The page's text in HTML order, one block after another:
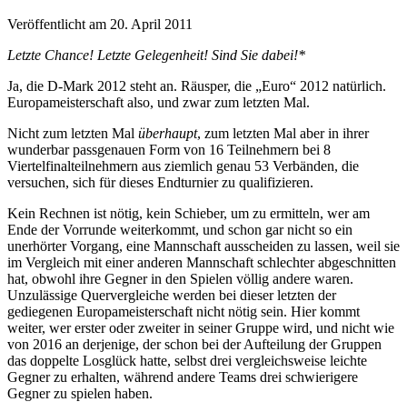
Veröffentlicht am 20. April 2011
Letzte Chance! Letzte Gelegenheit! Sind Sie dabei!*
Ja, die D-Mark 2012 steht an. Räusper, die „Euro“ 2012 natürlich.
Europameisterschaft also, und zwar zum letzten Mal.
Nicht zum letzten Mal überhaupt, zum letzten Mal aber in ihrer
wunderbar passgenauen Form von 16 Teilnehmern bei 8
Viertelfinalteilnehmern aus ziemlich genau 53 Verbänden, die
versuchen, sich für dieses Endturnier zu qualifizieren.
Kein Rechnen ist nötig, kein Schieber, um zu ermitteln, wer am
Ende der Vorrunde weiterkommt, und schon gar nicht so ein
unerhörter Vorgang, eine Mannschaft ausscheiden zu lassen, weil sie
im Vergleich mit einer anderen Mannschaft schlechter abgeschnitten
hat, obwohl ihre Gegner in den Spielen völlig andere waren.
Unzulässige Quervergleiche werden bei dieser letzten der
gediegenen Europameisterschaft nicht nötig sein. Hier kommt
weiter, wer erster oder zweiter in seiner Gruppe wird, und nicht wie
von 2016 an derjenige, der schon bei der Aufteilung der Gruppen
das doppelte Losglück hatte, selbst drei vergleichsweise leichte
Gegner zu erhalten, während andere Teams drei schwierigere
Gegner zu spielen haben.